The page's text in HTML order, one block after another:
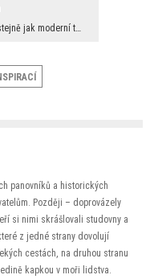
Umístěné v elegantním rámu mapy, stejně jak moderní tak i pokryté historickou sépií, už od dávnýc...
panovníků a historických
Později – doprovázely
si nimi skrášlovali studovny a
z jedné strany dovolují
cestách, na druhou stranu
kapkou v moři lidstva.